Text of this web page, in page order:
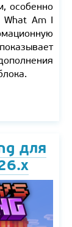
особенно
What Am I
для